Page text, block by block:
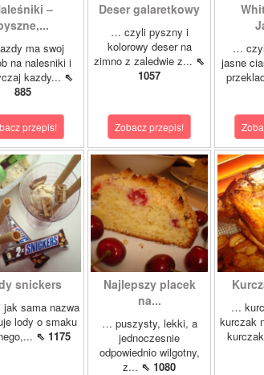
–
ma swoj
na nalesniki i
kazdy... ⇖
885
przepis!
Deser galaretkowy
… czyli pyszny i
kolorowy deser na
zimno z zaledwie z... ⇖
1057
Zobacz przepis!
…
jasne
snickers
sama nazwa
lody o smaku
⇖ 1175
Najlepszy placek
na...
… puszysty, lekki, a
jednoczesnie
odpowiednio wilgotny,
z... ⇖ 1080
…
kurczak